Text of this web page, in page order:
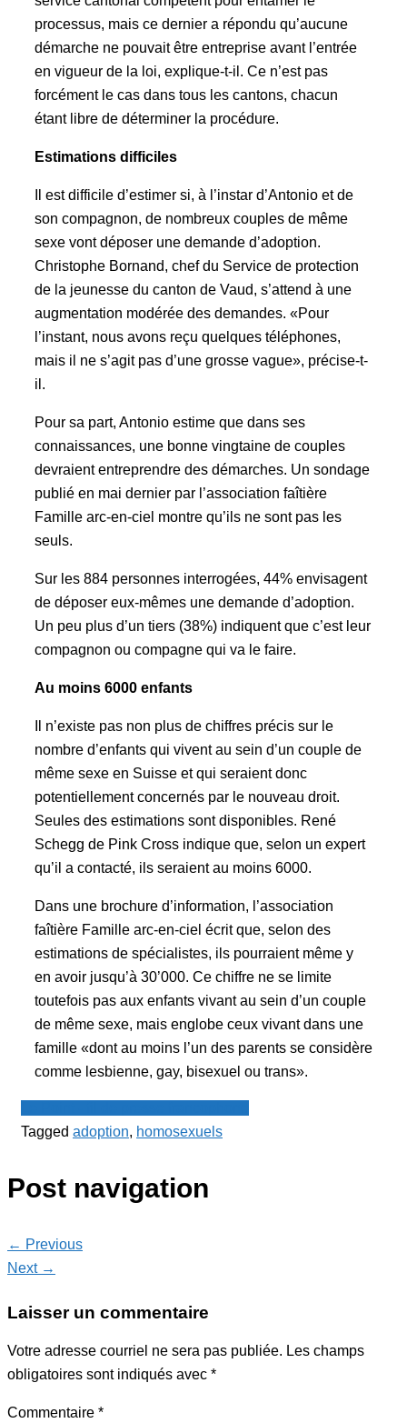
processus, mais ce dernier a répondu qu’aucune
démarche ne pouvait être entreprise avant l’entrée
en vigueur de la loi, explique-t-il. Ce n’est pas
forcément le cas dans tous les cantons, chacun
étant libre de déterminer la procédure.
Estimations difficiles
Il est difficile d’estimer si, à l’instar d’Antonio et de
son compagnon, de nombreux couples de même
sexe vont déposer une demande d’adoption.
Christophe Bornand, chef du Service de protection
de la jeunesse du canton de Vaud, s’attend à une
augmentation modérée des demandes. «Pour
l’instant, nous avons reçu quelques téléphones,
mais il ne s’agit pas d’une grosse vague», précise-t-
il.
Pour sa part, Antonio estime que dans ses
connaissances, une bonne vingtaine de couples
devraient entreprendre des démarches. Un sondage
publié en mai dernier par l’association faîtière
Famille arc-en-ciel montre qu’ils ne sont pas les
seuls.
Sur les 884 personnes interrogées, 44% envisagent
de déposer eux-mêmes une demande d’adoption.
Un peu plus d’un tiers (38%) indiquent que c’est leur
compagnon ou compagne qui va le faire.
Au moins 6000 enfants
Il n’existe pas non plus de chiffres précis sur le
nombre d’enfants qui vivent au sein d’un couple de
même sexe en Suisse et qui seraient donc
potentiellement concernés par le nouveau droit.
Seules des estimations sont disponibles. René
Schegg de Pink Cross indique que, selon un expert
qu’il a contacté, ils seraient au moins 6000.
Dans une brochure d’information, l’association
faîtière Famille arc-en-ciel écrit que, selon des
estimations de spécialistes, ils pourraient même y
en avoir jusqu’à 30’000. Ce chiffre ne se limite
toutefois pas aux enfants vivant au sein d’un couple
de même sexe, mais englobe ceux vivant dans une
famille «dont au moins l’un des parents se considère
comme lesbienne, gay, bisexuel ou trans».
Tagged adoption, homosexuels
Post navigation
← Previous
Next →
Laisser un commentaire
Votre adresse courriel ne sera pas publiée. Les champs
obligatoires sont indiqués avec *
Commentaire *